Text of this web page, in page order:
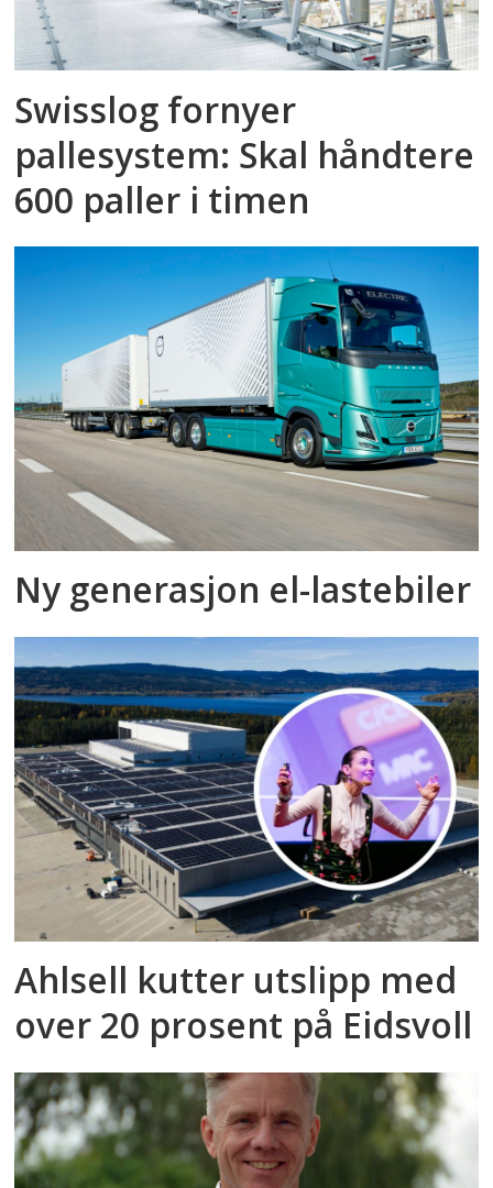
Swisslog fornyer
pallesystem: Skal håndtere
600 paller i timen
Ny generasjon el-lastebiler
Ahlsell kutter utslipp med
over 20 prosent på Eidsvoll